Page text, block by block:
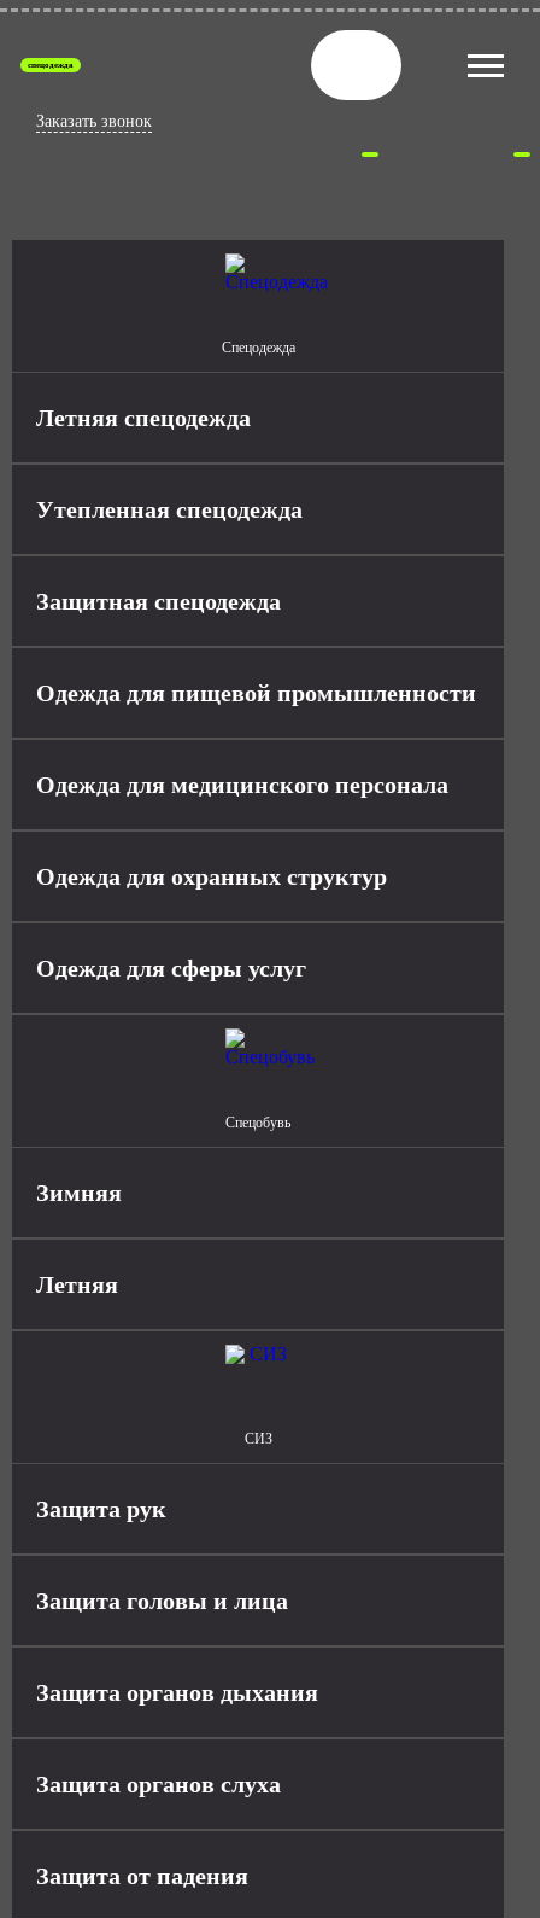
спецодежда
Заказать звонок
Спецодежда
Летняя спецодежда
Утепленная спецодежда
Защитная спецодежда
Одежда для пищевой промышленности
Одежда для медицинского персонала
Одежда для охранных структур
Одежда для сферы услуг
Спецобувь
Зимняя
Летняя
СИЗ
Защита рук
Защита головы и лица
Защита органов дыхания
Защита органов слуха
Защита от падения